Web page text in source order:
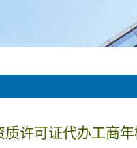
许可证代办工商